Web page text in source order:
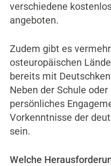
verschiedene
angeboten.
Zudem gibt es
osteuropäischen
bereits mit
Neben der Schule
persönliches
Vorkenntnisse der
sein.
Welche